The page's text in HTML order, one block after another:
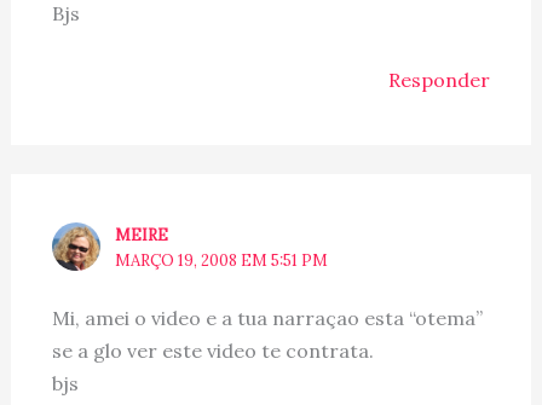
Bjs
Responder
MEIRE
MARÇO 19, 2008 EM 5:51 PM
Mi, amei o video e a tua narraçao esta “otema”
se a glo ver este video te contrata.
bjs